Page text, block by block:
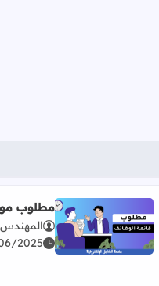
اقرأ المزيد عن
مطلوب
2025